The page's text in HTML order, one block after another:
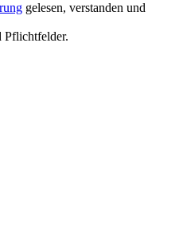
gelesen, verstanden und
Pflichtfelder.